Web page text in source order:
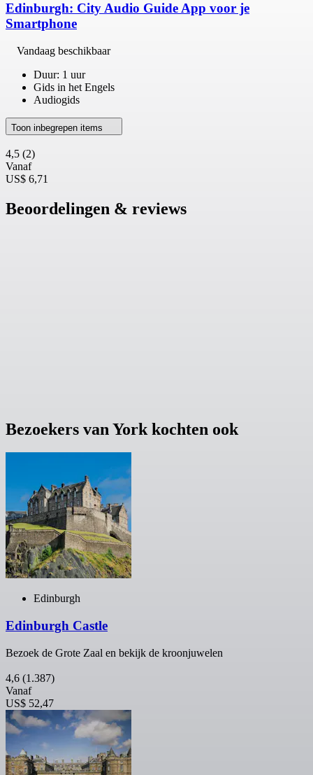
Edinburgh: City Audio Guide App voor je
Smartphone
Vandaag beschikbaar
Duur: 1 uur
Gids in het Engels
Audiogids
Toon inbegrepen items
4,5 (2)
Vanaf
US$ 6,71
Beoordelingen & reviews
Bezoekers van York kochten ook
Edinburgh
Edinburgh Castle
Bezoek de Grote Zaal en bekijk de kroonjuwelen
4,6 (1.387)
Vanaf
US$ 52,47